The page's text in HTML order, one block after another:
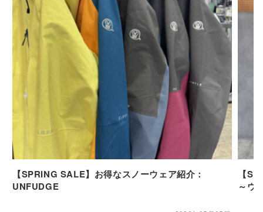
【SPRING SALE】お得なスノーウェア紹介：
UNFUDGE
【
～ウ